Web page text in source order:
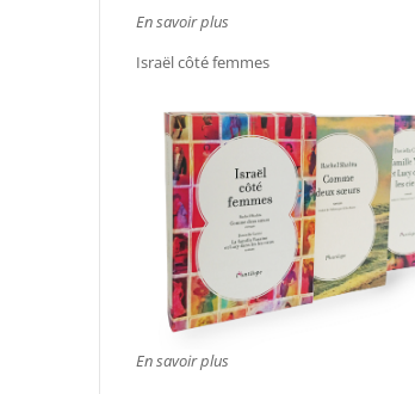
En savoir plus
Israël côté femmes
En savoir plus